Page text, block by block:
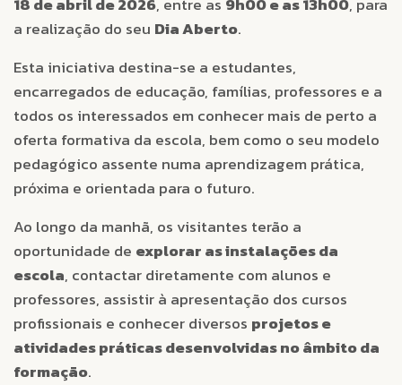
18 de abril de 2026, entre as 9h00 e as 13h00, para
a realização do seu Dia Aberto.
Esta iniciativa destina-se a estudantes,
encarregados de educação, famílias, professores e a
todos os interessados em conhecer mais de perto a
oferta formativa da escola, bem como o seu modelo
pedagógico assente numa aprendizagem prática,
próxima e orientada para o futuro.
Ao longo da manhã, os visitantes terão a
oportunidade de explorar as instalações da
escola, contactar diretamente com alunos e
professores, assistir à apresentação dos cursos
profissionais e conhecer diversos projetos e
atividades práticas desenvolvidas no âmbito da
formação.